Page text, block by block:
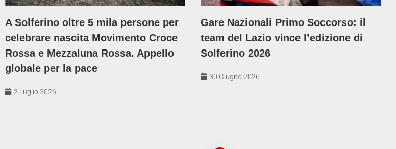
A Solferino oltre 5 mila persone per
celebrare nascita Movimento Croce
Rossa e Mezzaluna Rossa. Appello
globale per la pace
2 Luglio 2026
Gare Nazionali Primo Soccorso: il
team del Lazio vince l’edizione di
Solferino 2026
30 Giugno 2026